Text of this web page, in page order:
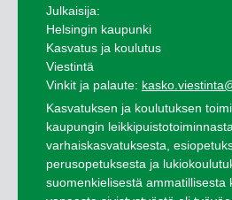
Julkaisija:
Helsingin kaupunki
Kasvatus ja koulutus
Viestintä
Vinkit ja palaute:
Kasvatuksen ja koulutuksen
kaupungin leikkipuistotoiminnasta,
varhaiskasvatuksesta,
perusopetuksesta ja
suomenkielisestä ammatillisesta